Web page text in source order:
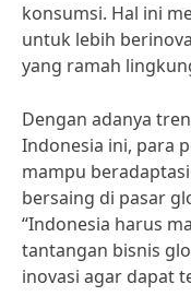
konsumsi. Hal ini
untuk lebih
yang ramah
Dengan adanya
Indonesia ini, para
mampu
bersaing di pasar
“Indonesia harus
tantangan bisnis
inovasi agar dapat